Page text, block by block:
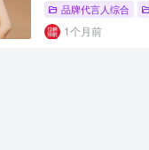
品牌代言人综合
1个月前